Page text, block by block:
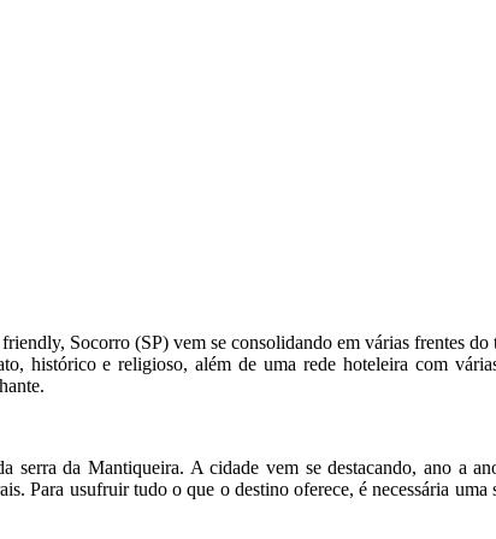
Socorro (SP) vem se consolidando em várias frentes
histórico e religioso, além de uma rede hoteleira com
da Mantiqueira. A cidade vem se destacando, ano a
Para usufruir tudo o que o destino oferece, é necessária uma